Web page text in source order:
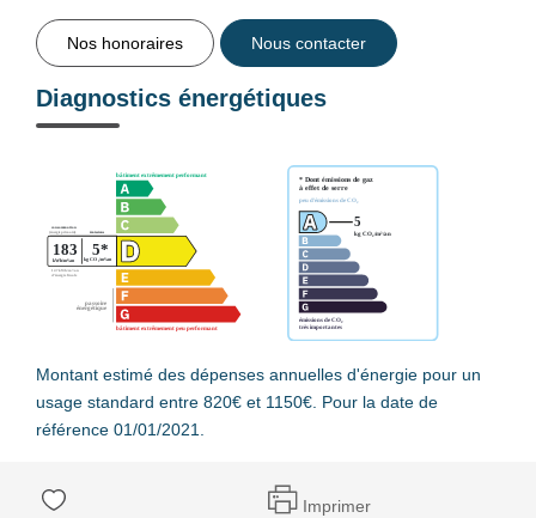
Nos honoraires Nous contacter
Diagnostics énergétiques
Montant estimé des dépenses annuelles d'énergie pour un
usage standard entre 820€ et 1150€. Pour la date de
référence 01/01/2021.
Imprimer